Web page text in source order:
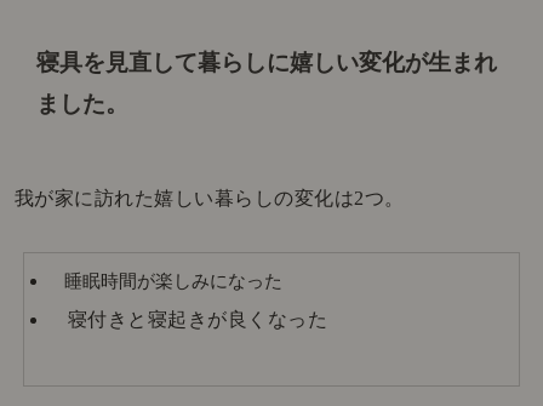
寝具を見直して暮らしに嬉しい変化が生まれ
ました。
我が家に訪れた嬉しい暮らしの変化は2つ。
睡眠時間が楽しみになった
寝付きと寝起きが良くなった